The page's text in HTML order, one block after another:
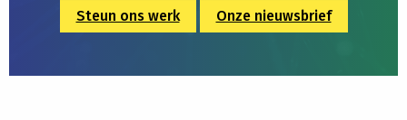
Steun ons werk Onze nieuwsbrief